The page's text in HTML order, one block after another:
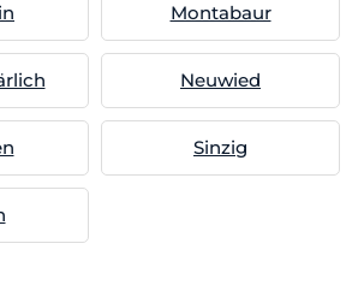
Montabaur
Neuwied
Sinzig